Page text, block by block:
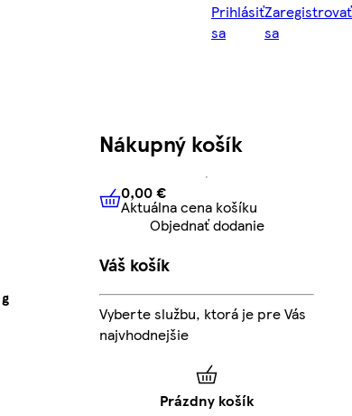
Prihlásiť
sa
Zaregistrovať
sa
Nákupný košík
0,00 € Aktuálna cena košíku
0,00 €
Aktuálna cena košíku
Objednať dodanie
Váš košík
Vyberte službu, ktorá je pre Vás
najvhodnejšie
Prázdny košík